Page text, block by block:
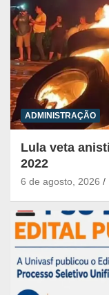
ADMINISTRAÇÃO
Lula veta
2022
6 de agosto, 2026